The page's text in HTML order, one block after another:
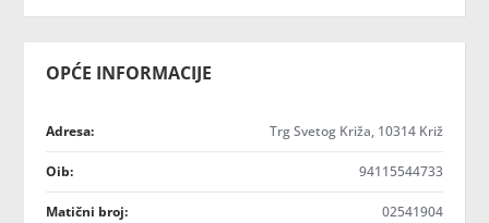
OPĆE INFORMACIJE
Adresa: Trg Svetog Križa, 10314 Križ
Oib: 94115544733
Matični broj: 02541904